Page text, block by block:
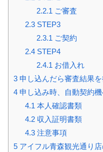
2.2.1 ご審査
2.3STEP3
2.3.1 ご契約
2.4STEP4
2.4.1 お借入れ
3 申し込んだら審査結果を
4 申し込み時、自動契約
4.1 本人確認書類
4.2収入証明書類
4.3注意事項
5 アイフル青森観光通り